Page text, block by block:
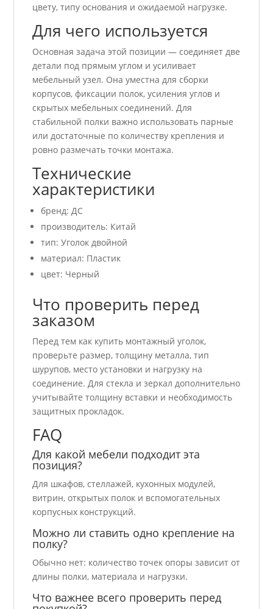
цвету, типу основания и ожидаемой нагрузке.
Для чего используется
Основная задача этой позиции — соединяет две
детали под прямым углом и усиливает
мебельный узел. Она уместна для сборки
корпусов, фиксации полок, усиления углов и
скрытых мебельных соединений. Для
стабильной полки важно использовать парные
или достаточные по количеству крепления и
ровно размечать точки монтажа.
Технические
характеристики
бренд: ДС
производитель: Китай
тип: Уголок двойной
материал: Пластик
цвет: Черный
Что проверить перед
заказом
Перед тем как купить монтажный уголок,
проверьте размер, толщину металла, тип
шурупов, место установки и нагрузку на
соединение. Для стекла и зеркал дополнительно
учитывайте толщину вставки и необходимость
защитных прокладок.
FAQ
Для какой мебели подходит эта
позиция?
Для шкафов, стеллажей, кухонных модулей,
витрин, открытых полок и вспомогательных
корпусных конструкций.
Можно ли ставить одно крепление на
полку?
Обычно нет: количество точек опоры зависит от
длины полки, материала и нагрузки.
Что важнее всего проверить перед